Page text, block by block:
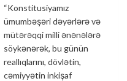
“Konstitusiyamız
ümumbəşəri dəyərlərə və
mütərəqqi milli ənənələrə
söykənərək, bu günün
reallıqlarını, dövlətin,
cəmiyyətin inkişaf